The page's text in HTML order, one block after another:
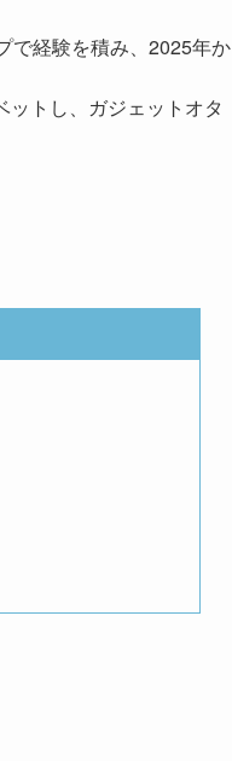
で経験を積み、2025年か
トし、ガジェットオタ